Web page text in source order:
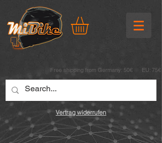
Free shipping from Germany: 50€ EU: 75€
Vertrag widerrufen